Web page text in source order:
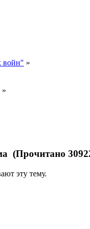
войн" »
»
(Прочитано
эту тему.